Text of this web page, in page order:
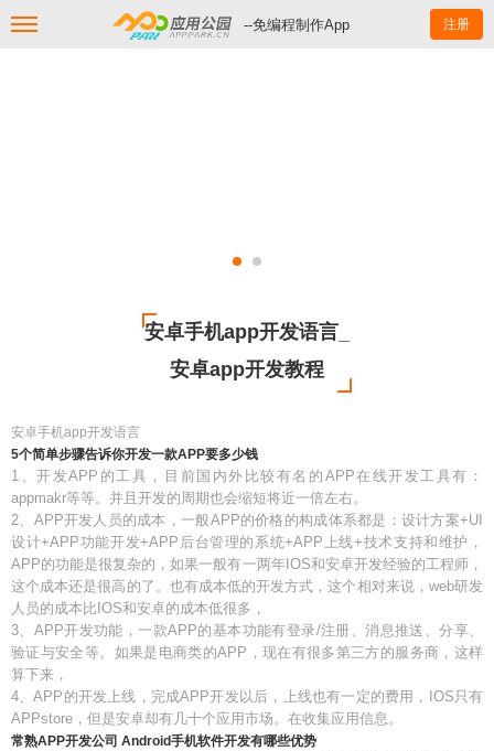
--免编程制作App 注册
安卓手机app开发语言_
安卓app开发教程
安卓手机app开发语言
5个简单步骤告诉你开发一款APP要多少钱
1、开发APP的工具，目前国内外比较有名的APP在线开发工具有：
appmakr等等。并且开发的周期也会缩短将近一倍左右。
2、APP开发人员的成本，一般APP的价格的构成体系都是：设计方案+UI
设计+APP功能开发+APP后台管理的系统+APP上线+技术支持和维护，
APP的功能是很复杂的，如果一般有一两年IOS和安卓开发经验的工程师，
这个成本还是很高的了。也有成本低的开发方式，这个相对来说，web研发
人员的成本比IOS和安卓的成本低很多，
3、APP开发功能，一款APP的基本功能有登录/注册、消息推送、分享、
验证与安全等。如果是电商类的APP，现在有很多第三方的服务商，这样
算下来，
4、APP的开发上线，完成APP开发以后，上线也有一定的费用，IOS只有
APPstore，但是安卓却有几十个应用市场。在收集应用信息。
常熟APP开发公司 Android手机软件开发有哪些优势